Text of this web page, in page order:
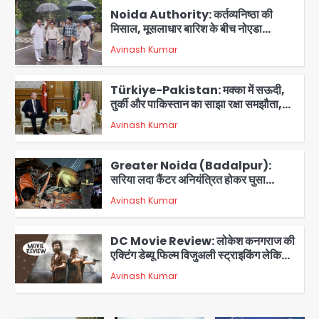
2
Noida Authority: कर्तव्यनिष्ठा की
मिसाल, मूसलाधार बारिश के बीच नोएडा
प्राधिकरण ने संभाला मोर्चा, सेक्टर 105
आरडब्ल्यूए ने जताया आभार
Avinash Kumar
3
Türkiye-Pakistan: मक्का में सऊदी,
तुर्की और पाकिस्तान का साझा रक्षा समझौता,
जानें इसके मायने
Avinash Kumar
4
Greater Noida (Badalpur):
सरिया लदा कैंटर अनियंत्रित होकर घुसा
किराना दुकान में , ड्राइवर की मौत
Avinash Kumar
5
DC Movie Review: लोकेश कनगराज की
एक्टिंग डेब्यू फिल्म विजुअली स्ट्राइकिंग लेकिन
स्क्रीनप्ले में कमजोर, लेकिन कहानी अधूरी रह
गई, 3 स्टार रेटिंग
Avinash Kumar